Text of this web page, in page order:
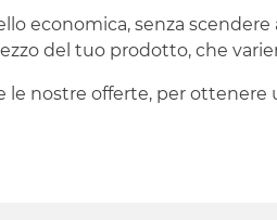
economica, senza scendere
del tuo prodotto, che
le nostre offerte, per